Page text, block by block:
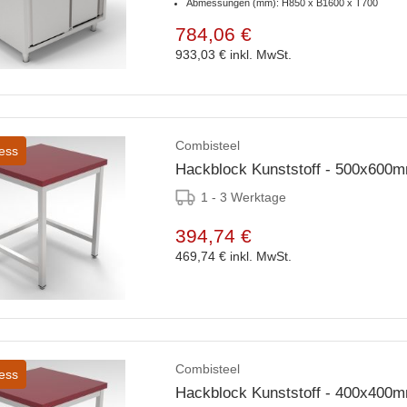
Abmessungen (mm): H850 x B1600 x T700
784,06 €
933,03 € inkl. MwSt.
Combisteel
Hackblock Kunststoff -
1 - 3 Werktage
394,74 €
469,74 € inkl. MwSt.
Combisteel
Hackblock Kunststoff -